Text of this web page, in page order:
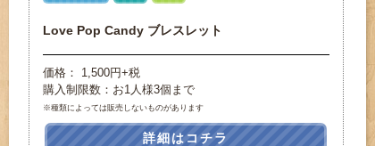
Love Pop Candy ブレスレット
価格： 1,500円+税
購入制限数：お1人様3個まで
※種類によっては販売しないものがあります
詳細はコチラ